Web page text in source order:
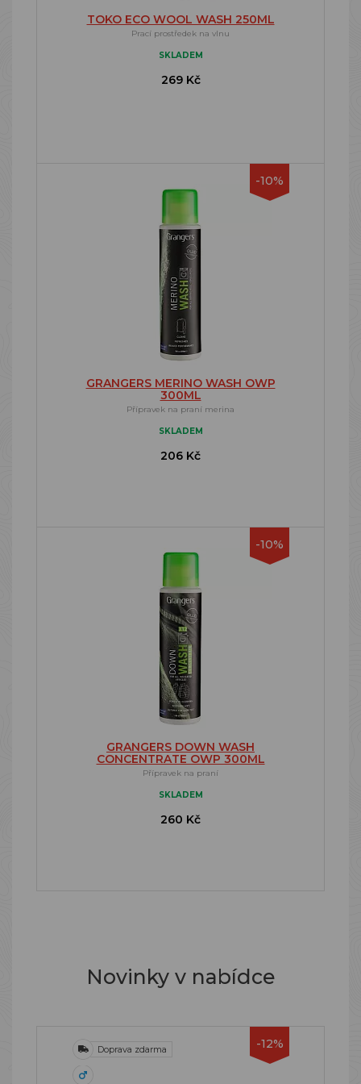
TOKO ECO WOOL WASH 250ML
Prací prostředek na vlnu
SKLADEM
269 Kč
-10%
GRANGERS MERINO WASH OWP
300ML
Přípravek na praní merina
SKLADEM
206 Kč
-10%
GRANGERS DOWN WASH
CONCENTRATE OWP 300ML
Přípravek na praní
SKLADEM
260 Kč
Novinky v nabídce
-12%
Doprava zdarma